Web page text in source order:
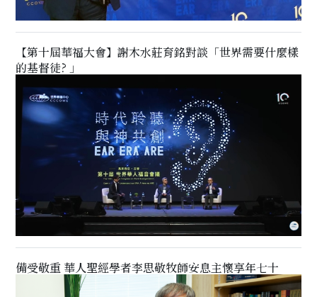
【第十屆華福大會】謝木水莊育銘對談「世界需要什麼樣
的基督徒? 」
備受敬重 華人聖經學者李思敬牧師安息主懷享年七十